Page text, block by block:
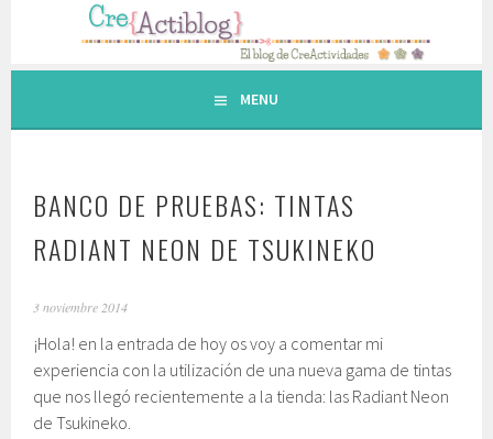
contenido.
MENU
BANCO DE PRUEBAS: TINTAS
RADIANT NEON DE TSUKINEKO
3 noviembre 2014
¡Hola! en la entrada de hoy os voy a comentar mi
experiencia con la utilización de una nueva gama de tintas
que nos llegó recientemente a la tienda: las Radiant Neon
de Tsukineko.